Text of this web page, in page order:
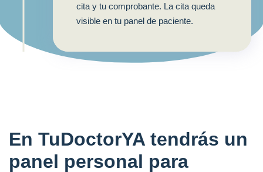
cita y tu comprobante. La cita queda
visible en tu panel de paciente.
En TuDoctorYA tendrás un
panel personal para